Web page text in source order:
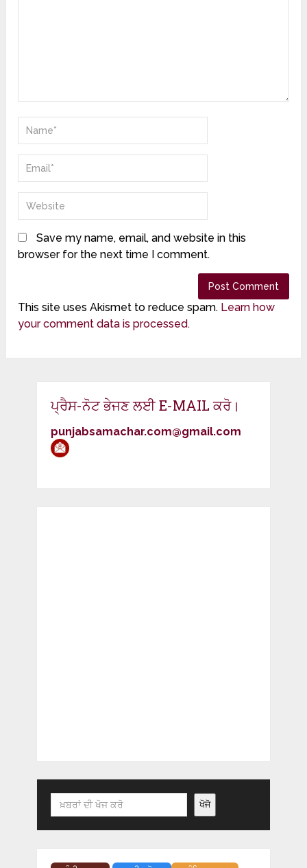
Save my name, email, and website in this
browser for the next time I comment.
This site uses Akismet to reduce spam. Learn how
your comment data is processed.
ਪ੍ਰੈਸ-ਨੋਟ ਭੇਜਣ ਲਈ E-MAIL ਕਰੋ।
punjabsamachar.com@gmail.com
Search ਖੋਜੋ